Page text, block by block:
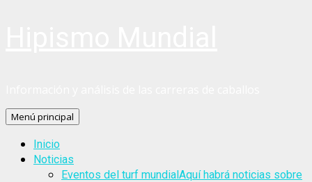
Menú principal
Inicio
Noticias
Eventos del turf mundialAquí habrá noticias sobre